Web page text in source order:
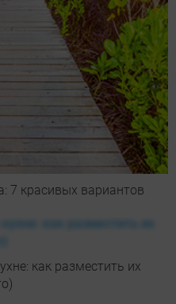
7 красивых вариантов
как разместить их